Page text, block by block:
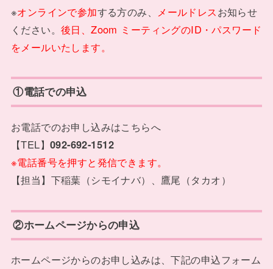
※オンラインで参加する方のみ、 メールドレスお知らせ
ください。 後日、Zoom ミーティングのID・パスワード
をメールいたします。
①電話での申込
お電話でのお申し込みはこちらへ
【TEL】 092-692-1512
※電話番号を押すと発信できます。
【担当】下稲葉（シモイナバ）、鷹尾（タカオ）
②ホームページからの申込
ホームページからのお申し込みは、下記の申込フォーム